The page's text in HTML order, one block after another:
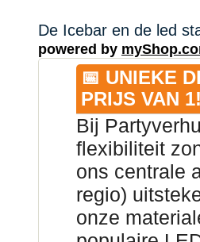
De Icebar en de led
powered by
📅 UNIEKE
PRIJS VAN
Bij
flexibiliteit
ons centrale
regio)
onze